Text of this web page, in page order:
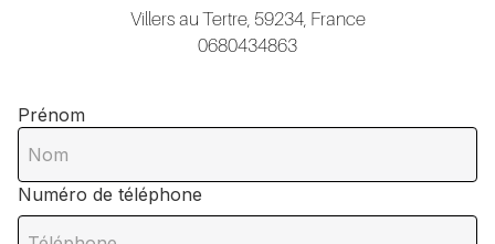
Villers au Tertre, 59234, France
0680434863
Prénom
Numéro de téléphone